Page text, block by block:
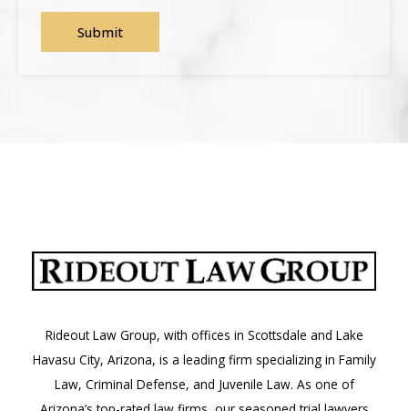
Rideout Law Group, with offices in Scottsdale and Lake
Havasu City, Arizona, is a leading firm specializing in Family
Law, Criminal Defense, and Juvenile Law. As one of